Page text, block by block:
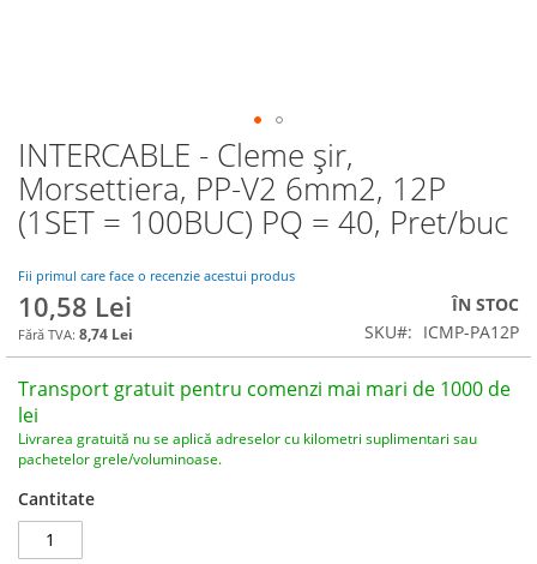
INTERCABLE - Cleme șir,
Morsettiera, PP-V2 6mm2, 12P
(1SET = 100BUC) PQ = 40, Pret/buc
Fii primul care face o recenzie acestui produs
10,58 Lei
8,74 Lei
ÎN STOC
SKU
ICMP-PA12P
Transport gratuit pentru comenzi mai mari de 1000 de
lei
Livrarea gratuită nu se aplică adreselor cu kilometri suplimentari sau
pachetelor grele/voluminoase.
Cantitate
Skip
to
the
beginning
of
the
images
gallery